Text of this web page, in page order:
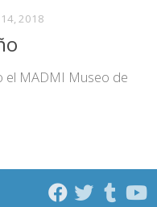
14, 2018
el MADMI Museo de